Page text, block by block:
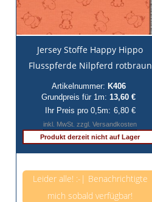
Jersey Stoffe Happy Hippo
Flusspferde Nilpferd rotbraun
Artikelnummer: K406
Grundpreis für 1m: 13,60 €
Ihr Preis pro 0,5m: 6,80 €
inkl. MwSt. zzgl. Versandkosten
Produkt derzeit nicht auf Lager
Leider alle! :-| Benachrichtigte
mich sobald verfügbar!